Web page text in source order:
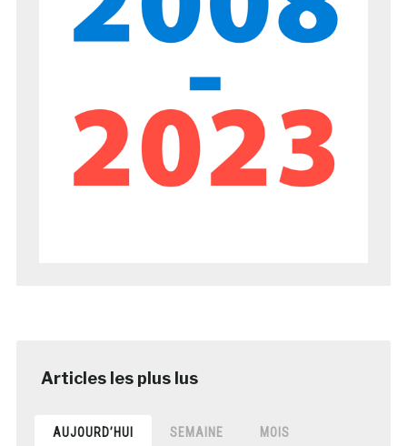
AUJOURD’HUI SEMAINE MOIS